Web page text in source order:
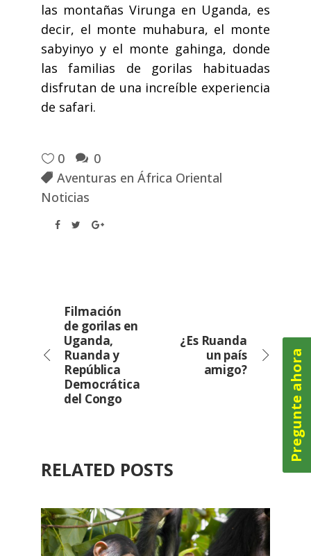
las montañas Virunga en Uganda, es
decir, el monte muhabura, el monte
sabyinyo y el monte gahinga, donde
las familias de gorilas habituadas
disfrutan de una increíble experiencia
de safari.
0
0
Aventuras en África Oriental
Noticias
Filmación
de gorilas en
Uganda,
Ruanda y
República
Democrática
del Congo
¿Es Ruanda
un país
amigo?
RELATED POSTS
Pregunte ahora